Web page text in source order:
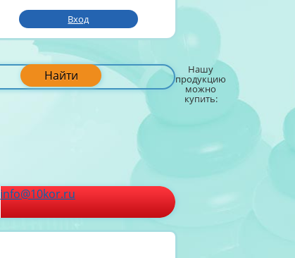
Вход
Найти Нашу
продукцию
можно
купить:
info@10kor.ru